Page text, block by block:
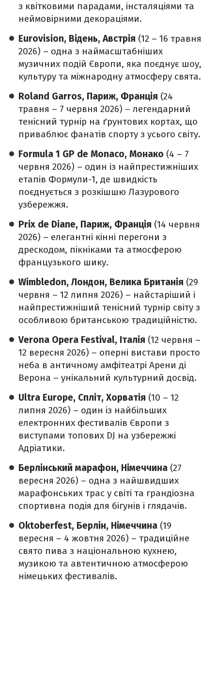
з квітковими парадами, інсталяціями та
неймовірними декораціями.
Eurovision, Відень, Австрія (12 – 16 травня
2026) – одна з наймасштабніших
музичних подій Європи, яка поєднує шоу,
культуру та міжнародну атмосферу свята.
Roland Garros, Париж, Франція (24
травня – 7 червня 2026) – легендарний
тенісний турнір на ґрунтових кортах, що
приваблює фанатів спорту з усього світу.
Formula 1 GP de Monaco, Монако (4 – 7
червня 2026) – один із найпрестижніших
етапів Формули-1, де швидкість
поєднується з розкішшю Лазурового
узбережжя.
Prix de Diane, Париж, Франція (14 червня
2026) – елегантні кінні перегони з
дрескодом, пікніками та атмосферою
французького шику.
Wimbledon, Лондон, Велика Британія (29
червня – 12 липня 2026) – найстаріший і
найпрестижніший тенісний турнір світу з
особливою британською традиційністю.
Verona Opera Festival, Італія (12 червня –
12 вересня 2026) – оперні вистави просто
неба в античному амфітеатрі Арени ді
Верона – унікальний культурний досвід.
Ultra Europe, Спліт, Хорватія (10 – 12
липня 2026) – один із найбільших
електронних фестивалів Європи з
виступами топових DJ на узбережжі
Адріатики.
Берлінський марафон, Німеччина (27
вересня 2026) – одна з найшвидших
марафонських трас у світі та грандіозна
спортивна подія для бігунів і глядачів.
Oktoberfest, Берлін, Німеччина (19
вересня – 4 жовтня 2026) – традиційне
свято пива з національною кухнею,
музикою та автентичною атмосферою
німецьких фестивалів.